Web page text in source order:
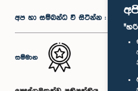
අප හා සම්බන්ධ වී සිටින්න :
සම්මාන